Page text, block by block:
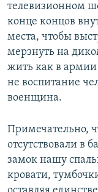
телевизионном
конце концов
места, чтобы
мерзнуть на
жить как в армии
не воспитание
военщина.
Примечательно,
отсутствовали в
замок нашу
кровати,